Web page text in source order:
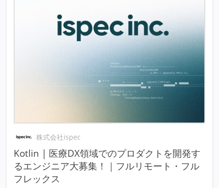
株式会社ispec
Kotlin | 医療DX領域でのプロダクトを開発す
るエンジニア大募集！｜フルリモート・フル
フレックス